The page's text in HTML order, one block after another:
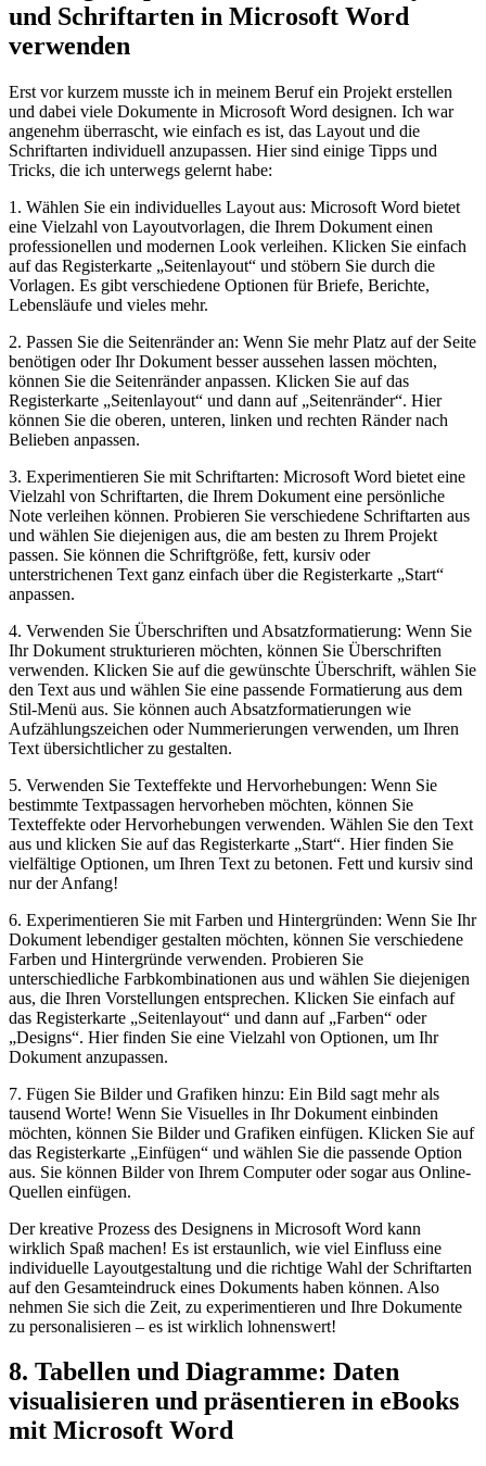
und Schriftarten in Microsoft Word
verwenden
Erst vor kurzem⁢ musste ich in meinem Beruf ein Projekt erstellen
und dabei viele Dokumente in Microsoft Word designen. Ich war
angenehm überrascht, wie einfach​ es ist, das⁤ Layout und die
Schriftarten individuell anzupassen. Hier sind einige Tipps und
Tricks, die ich unterwegs gelernt habe:
1. Wählen Sie ein individuelles Layout⁤ aus: Microsoft Word​ bietet
eine Vielzahl von Layoutvorlagen, die Ihrem Dokument einen
professionellen und ⁣modernen Look verleihen. Klicken Sie einfach
auf das ‌Registerkarte „Seitenlayout“ und stöbern ⁤Sie durch die
Vorlagen. Es gibt verschiedene Optionen für Briefe,⁣ Berichte,
Lebensläufe und ​vieles mehr.
2. Passen Sie die Seitenränder an: Wenn Sie mehr Platz auf der Seite
benötigen oder Ihr Dokument besser ​aussehen lassen möchten,
können⁤ Sie die Seitenränder anpassen. Klicken ⁤Sie auf das
Registerkarte „Seitenlayout“ und dann auf „Seitenränder“. Hier
können Sie die oberen, unteren, linken und rechten Ränder nach
Belieben anpassen.
3. Experimentieren Sie mit Schriftarten: Microsoft Word bietet eine
Vielzahl‍ von Schriftarten,‌ die ⁤Ihrem Dokument eine persönliche
Note verleihen können. Probieren Sie verschiedene Schriftarten aus
⁢und wählen Sie ‌diejenigen aus, die am besten zu Ihrem Projekt
⁣passen. Sie können die Schriftgröße, ⁢fett, kursiv oder
unterstrichenen Text ganz einfach über ⁢die Registerkarte „Start“
anpassen.
4. Verwenden Sie Überschriften und Absatzformatierung: Wenn Sie
Ihr Dokument strukturieren möchten, können Sie Überschriften
verwenden. Klicken Sie auf die gewünschte Überschrift, wählen Sie
‍den Text aus ​und wählen Sie eine passende Formatierung⁢ aus dem
Stil-Menü aus. Sie können auch Absatzformatierungen wie
Aufzählungszeichen oder ‌Nummerierungen verwenden, um Ihren‌
Text übersichtlicher zu gestalten.
5. Verwenden Sie Texteffekte und Hervorhebungen: Wenn Sie
bestimmte Textpassagen hervorheben möchten, können Sie
Texteffekte oder Hervorhebungen verwenden.⁢ Wählen Sie den Text⁣
aus und klicken Sie auf‍ das Registerkarte „Start“. Hier finden Sie
vielfältige Optionen, um Ihren Text zu betonen. Fett und kursiv sind
nur der Anfang!
6. Experimentieren Sie ⁢mit Farben und Hintergründen: Wenn Sie Ihr
Dokument lebendiger gestalten möchten, können⁣ Sie verschiedene
Farben und​ Hintergründe verwenden. Probieren Sie‍
unterschiedliche Farbkombinationen aus und wählen Sie diejenigen
aus, die Ihren Vorstellungen entsprechen. Klicken Sie einfach⁤ auf
das Registerkarte „Seitenlayout“ und dann ⁢auf „Farben“ oder
„Designs“. Hier finden Sie eine Vielzahl von⁢ Optionen, um Ihr
Dokument anzupassen.
7. ‌Fügen Sie Bilder und Grafiken hinzu: ​Ein Bild sagt mehr als
tausend Worte! ‌Wenn Sie Visuelles in Ihr Dokument einbinden
möchten, können Sie Bilder und Grafiken einfügen. ‌Klicken Sie auf
das​ Registerkarte „Einfügen“ und wählen Sie die passende Option
aus.⁤ Sie ⁢können⁢ Bilder von Ihrem Computer oder sogar aus Online-
Quellen einfügen.
Der kreative Prozess des Designens in Microsoft Word ⁢kann
wirklich Spaß machen! Es ist erstaunlich, wie viel Einfluss ‍eine⁣
individuelle Layoutgestaltung und die richtige Wahl der Schriftarten⁤
auf den Gesamteindruck eines ⁤Dokuments haben können. Also
⁣nehmen Sie sich die Zeit, zu experimentieren und Ihre Dokumente
zu personalisieren – es ist wirklich lohnenswert!
8. Tabellen und Diagramme: Daten‌
visualisieren⁢ und präsentieren in eBooks
mit​ Microsoft Word